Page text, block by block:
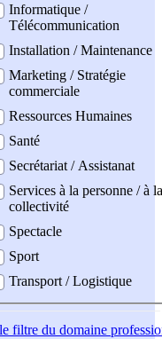
Informatique /
Télécommunication
Installation / Maintenance
Marketing / Stratégie
commerciale
Ressources Humaines
Santé
Secrétariat / Assistanat
Services à la personne / à la
collectivité
Spectacle
Sport
Transport / Logistique
filtre du domaine